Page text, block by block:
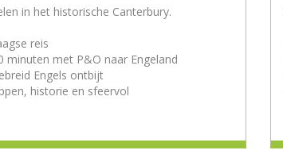
in het historische Canterbury.
reis
minuten met P&O naar Engeland
Engels ontbijt
historie en sfeervol